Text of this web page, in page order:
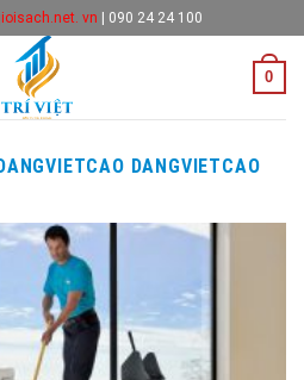
vn | 090 24 24 100
0
DANGVIETCAO